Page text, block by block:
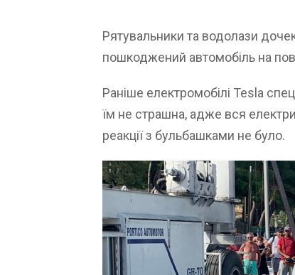
Рятувальники та водолази
пошкоджений автомобіль на
Раніше електромобілі Tesla
їм не страшна, адже вся
реакції з бульбашками не було.